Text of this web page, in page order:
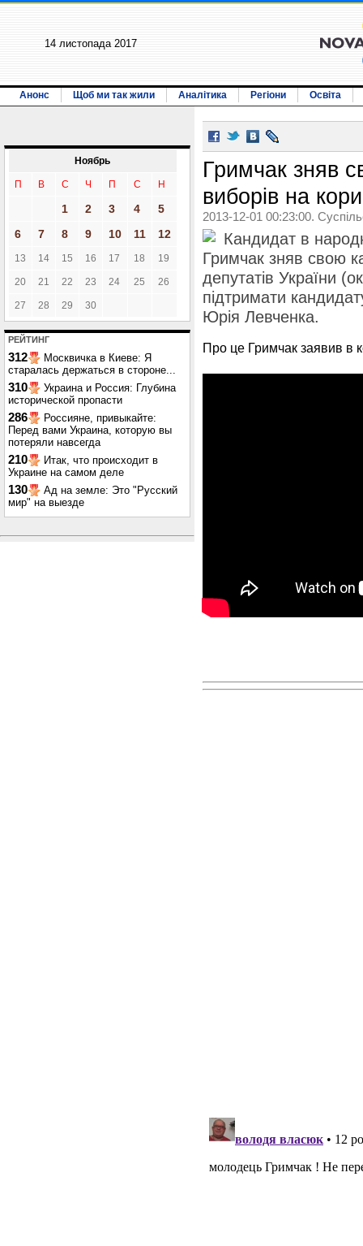
14 листопада 2017
Анонс Щоб ми так жили Аналітика Регіони Освіта
Ноябрь
П В С Ч П С Н
1 2 3 4
5
6
7 8 9 10 11 12
13 14 15 16 17 18 19
20 21 22 23 24 25 26
27 28 29 30
РЕЙТИНГ
312
Москвичка в Киеве: Я
старалась держаться в стороне...
310
Украина и Россия: Глубина
исторической пропасти
286
Россияне, привыкайте:
Перед вами Украина, которую вы
потеряли навсегда
210
Итак, что происходит в
Украине на самом деле
130
Ад на земле: Это "Русский
мир" на выезде
Гримчак зняв
виборів на
2013-12-01 00:23:00.
Кандидат в
Гримчак зняв свою
депутатів України
підтримати
Юрія Левченка.
Про це Гримчак заявив в